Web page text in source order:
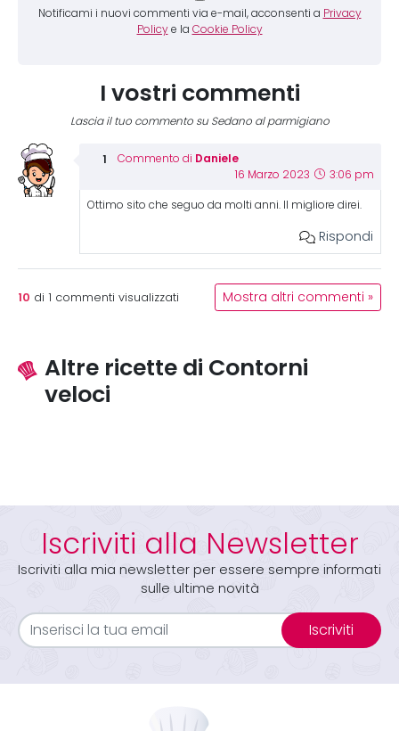
Notificami i nuovi commenti via e-mail, acconsenti a Privacy
Policy e la Cookie Policy
I vostri commenti
Lascia il tuo commento su Sedano al parmigiano
Commento di Daniele
16 Marzo 2023 3:06 pm
Ottimo sito che seguo da molti anni. Il migliore direi.
Rispondi
10 di 1 commenti visualizzati Mostra altri commenti »
Altre ricette di Contorni
veloci
Iscriviti alla Newsletter
Iscriviti alla mia newsletter per essere sempre informati
sulle ultime novità
Iscriviti